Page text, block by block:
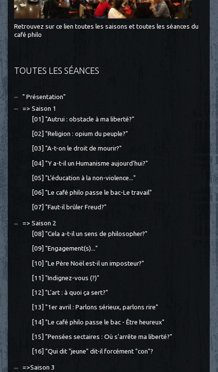
Retrouvez sur ce lien toutes les saisons et toutes les séances du
café philo
TOUTES LES SÉANCES
" Présentation"
=> Saison 1
[01] "Autrui : obstacle à ma liberté?"
[02] "Religion : opium du peuple?"
[03] "A-t-on le droit de mourir?"
[04] "Y a-t-il un Humanisme aujourd'hui?"
[05] "L'éducation à la non-violence..."
[06] "Le café philo passe le bac-Le travail"
[07] "Faut-il brûler Freud?"
=> Saison 2
[08] "Cela a-t-il un sens de philosopher?"
[09] "Engagement(s)..."
[10] "Le Père Noël est-il un imposteur?"
[11] "Indignez-vous (?)"
[12] "L'art : à quoi ça sert?"
[13] "1er avril : Parlons sérieux, parlons rire"
[14] "Le café philo passe le bac - Être heureux"
[15] "Pensées sectaires : Où s'arrête ma liberté?"
[16] "Qui dit "jeune" dit-il forcément "con"?
=>Saison 3